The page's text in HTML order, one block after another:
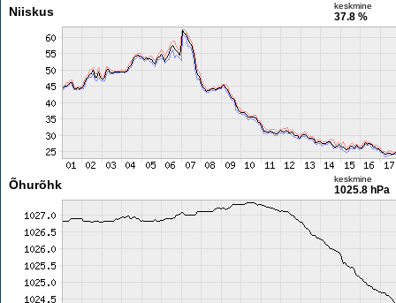
Niiskus keskmine
37.8 %
Õhurõhk keskmine
1025.8 hPa